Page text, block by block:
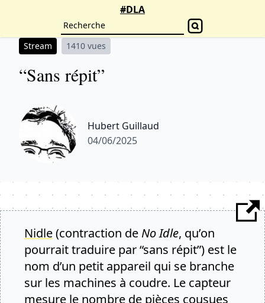
#DLA
Stream 1410 vues
“Sans répit”
Hubert Guillaud
04/06/2025
Nidle(contraction deNo Idle, qu’on
pourrait traduire par “sans répit”) est le
nom d’un petit appareil qui se branche
sur les machines à coudre. Le capteur
mesure le nombre de pièces cousues